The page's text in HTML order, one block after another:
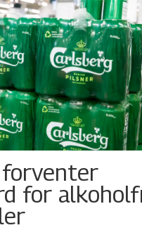
forventer
for